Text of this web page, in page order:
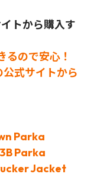
トから購入す
るので安心！
式サイトから
Parka
Parka
Jacket